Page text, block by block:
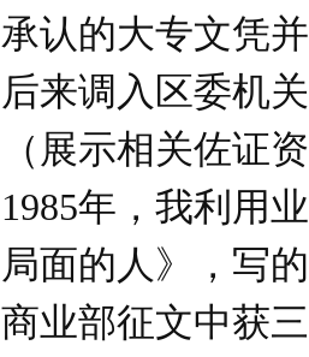
承认的大专文凭
后来调入区委机
（展示相关佐证
1985年，我利用
局面的人》，写
商业部征文中获